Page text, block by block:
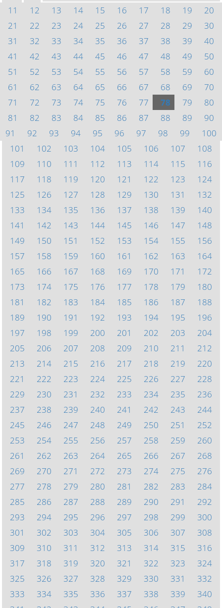
11
12 13 14 15 16 17 18 19
20
21
22 23 24 25 26 27 28 29
30
31
32 33 34 35 36 37 38 39
40
41
42 43 44 45 46 47 48 49
50
51
52 53 54 55 56 57 58 59
60
61
62 63 64 65 66 67 68 69
70
71
72 73 74 75 76 77 78 79
80
81
82 83 84 85 86 87 88 89
90
91
92 93 94 95 96 97 98 99
100
101
102 103 104 105 106 107
108
109
110 111 112 113 114 115
116
117
118 119 120 121 122 123
124
125
126 127 128 129 130 131
132
133
134 135 136 137 138 139
140
141
142 143 144 145 146 147
148
149
150 151 152 153 154 155
156
157
158 159 160 161 162 163
164
165
166 167 168 169 170 171
172
173
174 175 176 177 178 179
180
181
182 183 184 185 186 187
188
189
190 191 192 193 194 195
196
197
198 199 200 201 202 203
204
205
206 207 208 209 210 211
212
213
214 215 216 217 218 219
220
221
222 223 224 225 226 227
228
229
230 231 232 233 234 235
236
237
238 239 240 241 242 243
244
245
246 247 248 249 250 251
252
253
254 255 256 257 258 259
260
261
262 263 264 265 266 267
268
269
270 271 272 273 274 275
276
277
278 279 280 281 282 283
284
285
286 287 288 289 290 291
292
293
294 295 296 297 298 299
300
301
302 303 304 305 306 307
308
309
310 311 312 313 314 315
316
317
318 319 320 321 322 323
324
325
326 327 328 329 330 331
332
333
334 335 336 337 338 339
340